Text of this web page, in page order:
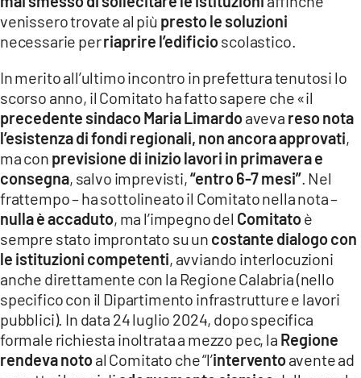
ILVIBONESE.IT
LACAPITALENEWS.IT
App
ANDROID
APPLE
venissero trovate al più presto le soluzioni
necessarie perriaprire l’edificioscolastico.
In merito all’ultimo incontro in prefettura tenutosi lo
scorso anno, il Comitato ha fatto sapere che «il
precedente sindaco Maria Limardoaveva reso nota
l’esistenza di fondi regionali, non ancora approvati,
ma con previsione di inizio lavori in primavera e
consegna, salvo imprevisti,“entro 6-7 mesi”. Nel
frattempo – ha sottolineato il Comitato nella nota –
nulla è accaduto, ma l’impegno del Comitatoè
sempre stato improntato su un costante dialogo con
le istituzioni competenti, avviando interlocuzioni
anche direttamente con la Regione Calabria (nello
specifico con il Dipartimento infrastrutture e lavori
pubblici). In data 24 luglio 2024, dopo specifica
formale richiesta inoltrata a mezzo pec, la Regione
rendeva notoal Comitato che “l’interventoavente ad